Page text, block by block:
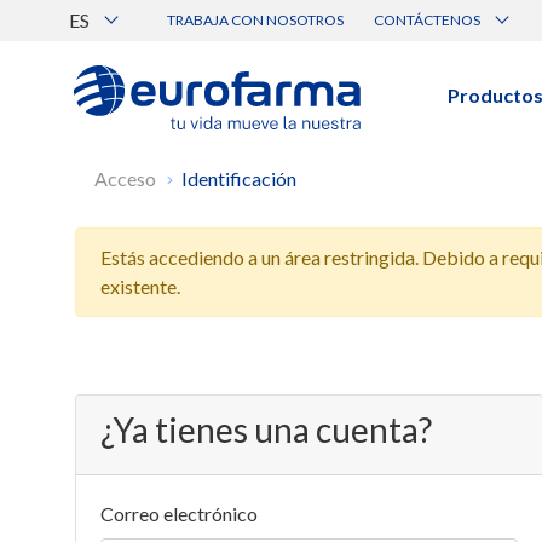
ES TRABAJA CON NOSOTROS CONTÁCTENOS
Canal de Ética Eurofarma
Productos
Acceso Identificación
Estás accediendo a un área restringida. Debido a
existente.
¿Ya tienes una cuenta?
Correo electrónico